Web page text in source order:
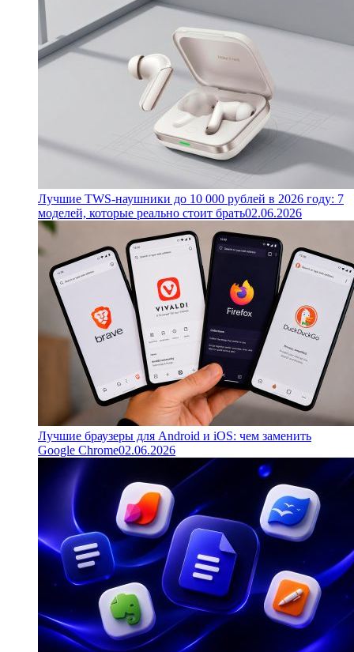
Лучшие TWS-наушники до 10 000 рублей в 2026 году: 7
моделей, которые реально стоит брать02.06.2026
Лучшие браузеры для Android и iOS: чем заменить
Google Chrome02.06.2026